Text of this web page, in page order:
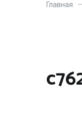
Главная